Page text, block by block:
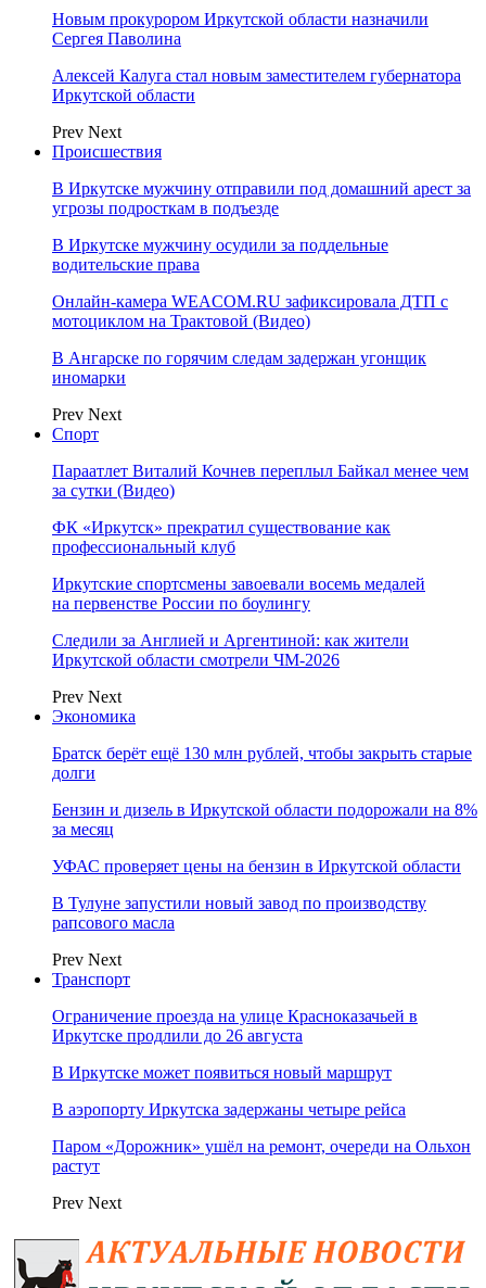
Новым прокурором Иркутской области назначили
Сергея Паволина
Алексей Калуга стал новым заместителем губернатора
Иркутской области
Prev Next
Происшествия
В Иркутске мужчину отправили под домашний арест за
угрозы подросткам в подъезде
В Иркутске мужчину осудили за поддельные
водительские права
Онлайн-камера WEACOM.RU зафиксировала ДТП с
мотоциклом на Трактовой (Видео)
В Ангарске по горячим следам задержан угонщик
иномарки
Prev Next
Спорт
Параатлет Виталий Кочнев переплыл Байкал менее чем
за сутки (Видео)
ФК «Иркутск» прекратил существование как
профессиональный клуб
Иркутские спортсмены завоевали восемь медалей
на первенстве России по боулингу
Следили за Англией и Аргентиной: как жители
Иркутской области смотрели ЧМ-2026
Prev Next
Экономика
Братск берёт ещё 130 млн рублей, чтобы закрыть старые
долги
Бензин и дизель в Иркутской области подорожали на 8%
за месяц
УФАС проверяет цены на бензин в Иркутской области
В Тулуне запустили новый завод по производству
рапсового масла
Prev Next
Транспорт
Ограничение проезда на улице Красноказачьей в
Иркутске продлили до 26 августа
В Иркутске может появиться новый маршрут
В аэропорту Иркутска задержаны четыре рейса
Паром «Дорожник» ушёл на ремонт, очереди на Ольхон
растут
Prev Next